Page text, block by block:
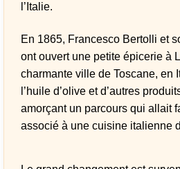
l’Italie.
En 1865, Francesco Bertolli et
ont ouvert une petite épicerie à
charmante ville de Toscane, en
l’huile d’olive et d’autres
amorçant un parcours qui allait
associé à une cuisine italienne